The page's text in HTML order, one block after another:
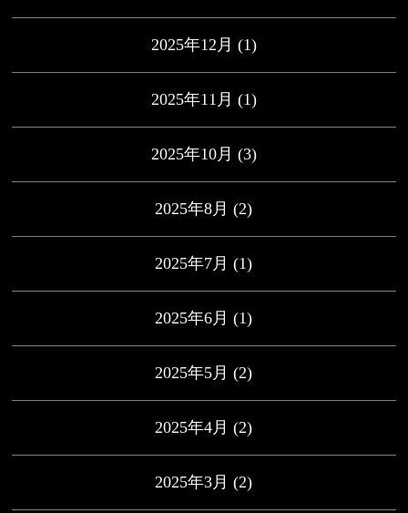
2025年12月 (1)
2025年11月 (1)
2025年10月 (3)
2025年8月 (2)
2025年7月 (1)
2025年6月 (1)
2025年5月 (2)
2025年4月 (2)
2025年3月 (2)